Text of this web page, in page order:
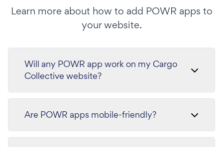
Learn more about how to add POWR apps to
your website.
Will any POWR app work on my Cargo
Collective website?
Are POWR apps mobile-friendly?